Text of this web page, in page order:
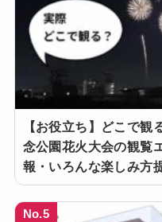
【お役立ち】どこで
念公園花火大会の観覧
報・いろんな楽しみ方
No.5